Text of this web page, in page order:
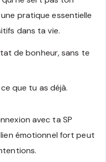
pratique essentielle
dans ta vie.
de bonheur, sans te
que tu as déjà.
avec ta SP
émotionnel fort peut